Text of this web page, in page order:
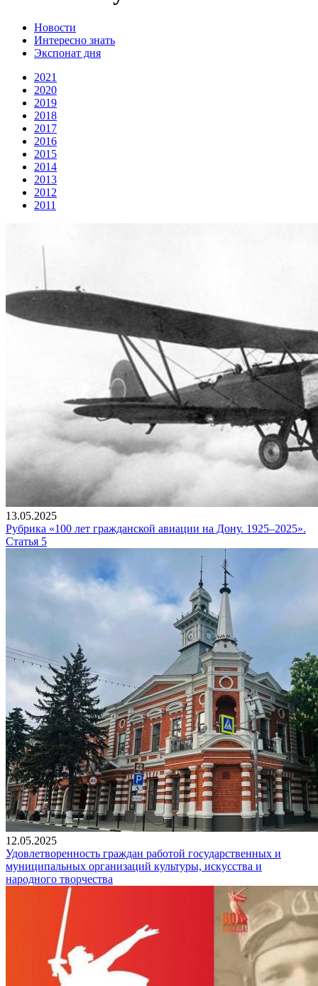
Новости
Интересно знать
Экспонат дня
2021
2020
2019
2018
2017
2016
2015
2014
2013
2012
2011
13.05.2025
Рубрика «100 лет гражданской авиации на Дону. 1925–2025».
Статья 5
12.05.2025
Удовлетворенность граждан работой государственных и
муниципальных организаций культуры, искусства и
народного творчества